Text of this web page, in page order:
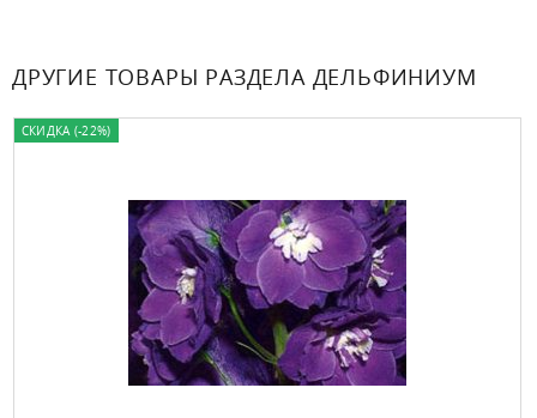
ДРУГИЕ ТОВАРЫ РАЗДЕЛА ДЕЛЬФИНИУМ
СКИДКА (-22%)